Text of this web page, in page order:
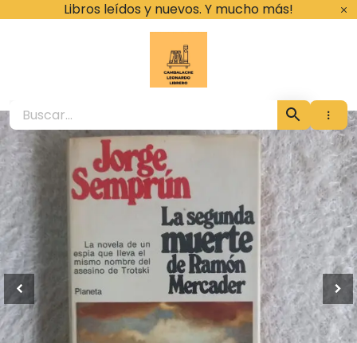
Libros leídos y nuevos. Y mucho más!
Cambalache